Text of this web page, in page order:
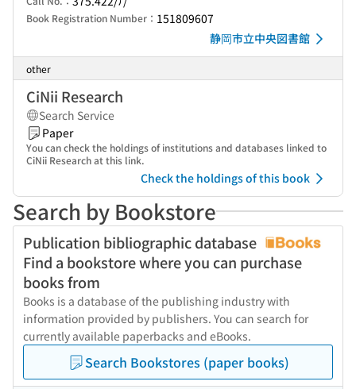
Book Registration Number： 151809607
静岡市立中央図書館
other
CiNii Research
Search Service
Paper
You can check the holdings of institutions and databases linked to
CiNii Research at this link.
Check the holdings of this book
Search by Bookstore
Publication bibliographic database
Find a bookstore where you can purchase
books from
Books is a database of the publishing industry with
information provided by publishers. You can search for
currently available paperbacks and eBooks.
Search Bookstores (paper books)